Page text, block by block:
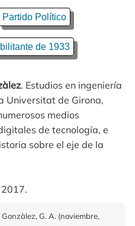
Partido Político
de 1933
. Estudios en ingeniería
Universitat de Girona,
medios
de tecnología, e
sobre el eje de la
Gonzàlez, G. A. (noviembre,